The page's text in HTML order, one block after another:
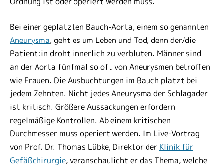
Bei einer geplatzten Bauch-Aorta, einem so genannten
Aneurysma, geht es um Leben und Tod, denn der/die
Patient:in droht innerlich zu verbluten. Männer sind
an der Aorta fünfmal so oft von Aneurysmen betroffen
wie Frauen. Die Ausbuchtungen im Bauch platzt bei
jedem Zehnten. Nicht jedes Aneurysma der Schlagader
ist kritisch. Größere Aussackungen erfordern
regelmäßige Kontrollen. Ab einem kritischen
Durchmesser muss operiert werden. Im Live-Vortrag
von Prof. Dr. Thomas Lübke, Direktor der Klinik für
Gefäßchirurgie, veranschaulicht er das Thema, welche